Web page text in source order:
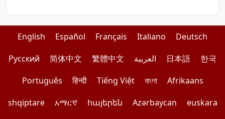
English Español Français Italiano
Deutsch
Pусский
简体中文 繁體中文 العربية 日本語
한국
Português
हिन्दी Tiếng Việt বাংলা
Afrikaans
shqiptare
አማርኛ հայերեն Azərbaycan
euskara